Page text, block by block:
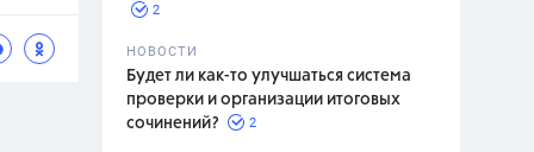
2
НОВОСТИ
Будет ли как-то улучшаться система
проверки и организации итоговых
сочинений?
2